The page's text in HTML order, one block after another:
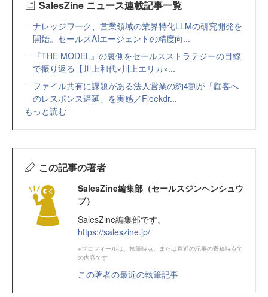
SalesZine ニュース連載記事一覧
ナレッジワーク、営業領域の業界特化LLMの研究開発を
開始。セールスAIエージェントの精度向...
『THE MODEL』の裏側をセールスストラテジーの目線
で振り返る【川上和代×川上エリカ×...
ファイル共有に課題がある法人営業の約4割が「顧客へ
のレスポンス遅延」を実感／Fleekdr...
もっと読む
この記事の著者
SalesZine編集部（セールスジンヘンシュウ
ブ）
SalesZine編集部です。
https://saleszine.jp/
※プロフィールは、執筆時点、または直近の記事の寄稿時点で
の内容です
この著者の最近の執筆記事